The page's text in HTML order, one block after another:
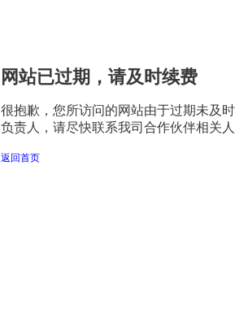
网站已过期，请及时续费
很抱歉，您所访问的网站由于过期未及
负责人，请尽快联系我司合作伙伴相关
返回首页